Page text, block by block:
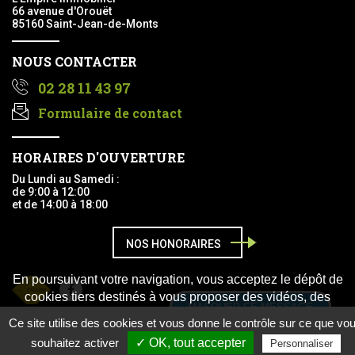
En poursuivant votre navigation, vous acceptez le dépôt de
cookies tiers destinés à vous proposer des vidéos, des
plateformes sociales.En savoir plus OK
Ce site propulsé par E-majine a été créé avec lewebo-facto
MASQUER CE MESSAGE
66 avenue d'Orouët
85160 Saint-Jean-de-Monts
NOUS CONTACTER
02 28 11 43 97
Formulaire de contact
HORAIRES D'OUVERTURE
Du Lundi au Samedi :
de 9:00 à 12:00
et de 14:00 à 18:00
NOS HONORAIRES
Facebook
Copyright © 2017 L'EMPIRE IMMOBILIER |Mentions légales- Plan du
site-Exercez vos droits-Données personnelles
Ce site utilise des cookies et vous donne le contrôle sur ce que
souhaitez activer
✓ OK, tout accepter Personnaliser